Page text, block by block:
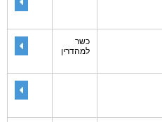
כשר
למהדרין